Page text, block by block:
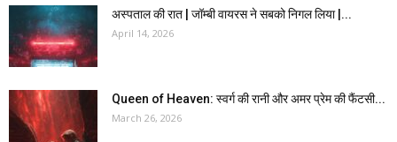
अस्पताल की रात | जॉम्बी वायरस ने सबको निगल लिया |...
April 14, 2026
Queen of Heaven: स्वर्ग की रानी और अमर प्रेम की फैंटसी...
March 26, 2026